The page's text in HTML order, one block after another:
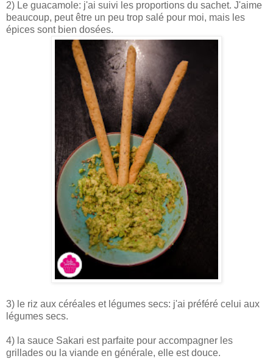
2) Le guacamole: j'ai suivi les proportions du sachet. J'aime
beaucoup, peut être un peu trop salé pour moi, mais les
épices sont bien dosées.
3) le riz aux céréales et légumes secs: j'ai préféré celui aux
légumes secs.
4) la sauce Sakari est parfaite pour accompagner les
grillades ou la viande en générale, elle est douce.